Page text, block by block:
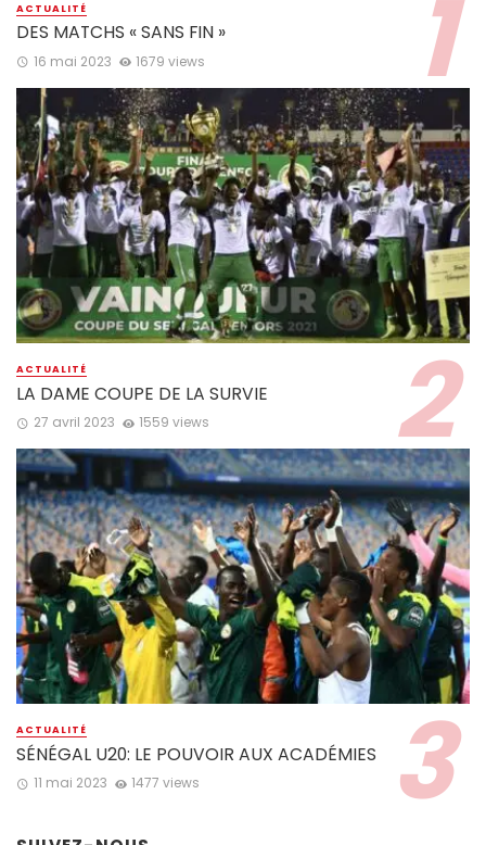
ACTUALITÉ
DES MATCHS « SANS FIN »
16 mai 2023 1679 views
ACTUALITÉ
LA DAME COUPE DE LA SURVIE
27 avril 2023 1559 views
ACTUALITÉ
SÉNÉGAL U20: LE POUVOIR AUX ACADÉMIES
11 mai 2023 1477 views